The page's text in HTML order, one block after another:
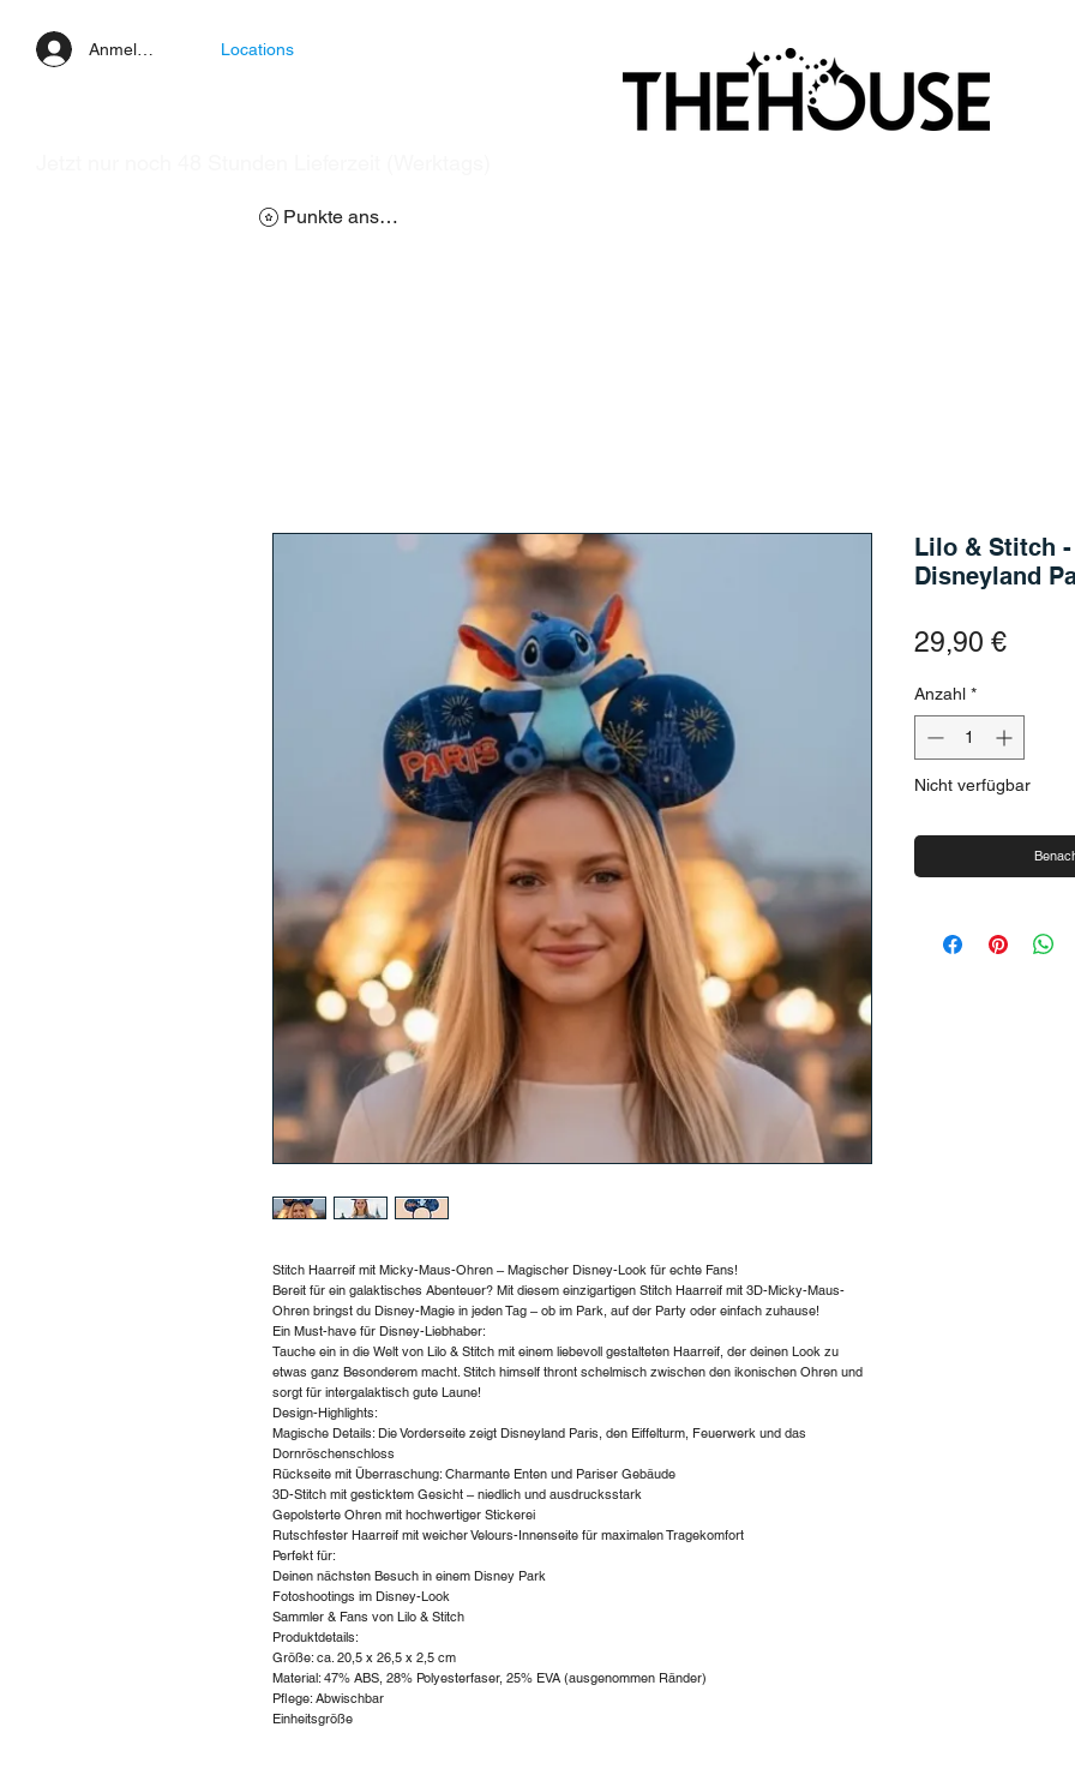
Anmelden Locations
Punkte ansehen
Stitch Haarreif mit Micky-Maus-Ohren – Magischer Disney-Look für echte Fans!
Bereit für ein galaktisches Abenteuer? Mit diesem einzigartigen Stitch Haarreif mit 3D-Micky-Maus-
Ohren bringst du Disney-Magie in jeden Tag – ob im Park, auf der Party oder einfach zuhause!
Ein Must-have für Disney-Liebhaber:
Tauche ein in die Welt von Lilo & Stitch mit einem liebevoll gestalteten Haarreif, der deinen Look zu
etwas ganz Besonderem macht. Stitch himself thront schelmisch zwischen den ikonischen Ohren und
sorgt für intergalaktisch gute Laune!
Design-Highlights:
Magische Details: Die Vorderseite zeigt Disneyland Paris, den Eiffelturm, Feuerwerk und das
Dornröschenschloss
Rückseite mit Überraschung: Charmante Enten und Pariser Gebäude
3D-Stitch mit gesticktem Gesicht – niedlich und ausdrucksstark
Gepolsterte Ohren mit hochwertiger Stickerei
Rutschfester Haarreif mit weicher Velours-Innenseite für maximalen Tragekomfort
Perfekt für:
Deinen nächsten Besuch in einem Disney Park
Fotoshootings im Disney-Look
Sammler & Fans von Lilo & Stitch
Produktdetails:
Größe: ca. 20,5 x 26,5 x 2,5 cm
Material: 47% ABS, 28% Polyesterfaser, 25% EVA (ausgenommen Ränder)
Pflege: Abwischbar
Einheitsgröße
Lilo & Stitch
Disneyland
29,90 €Preis
Anzahl *
Nicht verfügbar